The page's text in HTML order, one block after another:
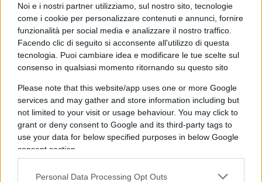
Noi e i nostri partner utilizziamo, sul nostro sito, tecnologie
come i cookie per personalizzare contenuti e annunci, fornire
funzionalità per social media e analizzare il nostro traffico.
Facendo clic di seguito si acconsente all'utilizzo di questa
tecnologia. Puoi cambiare idea e modificare le tue scelte sul
consenso in qualsiasi momento ritornando su questo sito
Please note that this website/app uses one or more Google
services and may gather and store information including but
not limited to your visit or usage behaviour. You may click to
grant or deny consent to Google and its third-party tags to
use your data for below specified purposes in below Google
consent section.
Personal Data Processing Opt Outs
computer e accreditando il saldo bancario di
banche e investitori che le vendevano miliardi di
BTP.
Perché lo ha fatto negli ultimi anni e non ad
esempio al tempo della famosa crisi finanziaria
globale del 2008 o della crisi dello spread del
2011?Perché adesso ha appena smesso di
farlo?Qui si entra negli arcani della politica
monetaria e della finanza e ai comuni mortali